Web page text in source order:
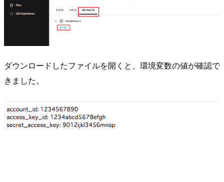
ダウンロードしたファイルを開くと、環境変数の値が確認で
きました。